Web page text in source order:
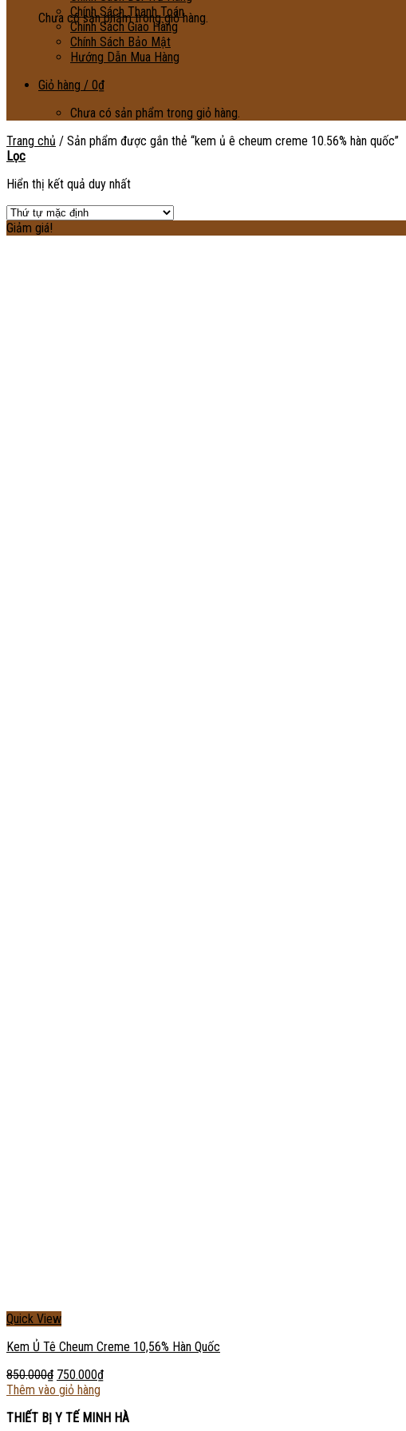
Chưa có sản phẩm trong giỏ hàng.
Chính Sách Thanh Toán
Chính Sách Giao Hàng
Chính Sách Bảo Mật
Hướng Dẫn Mua Hàng
Giỏ hàng / 0₫
Chưa có sản phẩm trong giỏ hàng.
Trang chủ / Sản phẩm được gắn thẻ “kem ủ ê cheum creme 10.56% hàn quốc”
Lọc
Hiển thị kết quả duy nhất
Giảm giá!
Quick View
Kem Ủ Tê Cheum Creme 10,56% Hàn Quốc
850.000₫ 750.000₫
Thêm vào giỏ hàng
THIẾT BỊ Y TẾ MINH HÀ